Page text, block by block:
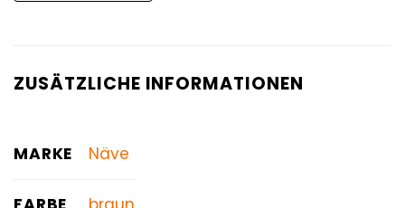
ZUSÄTZLICHE INFORMATIONEN
MARKE Näve